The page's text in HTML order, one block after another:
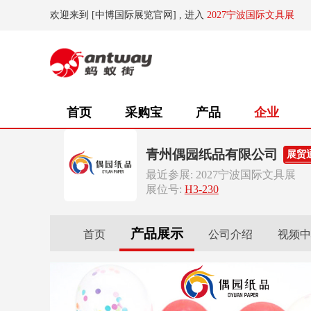
欢迎来到 [中博国际展览官网] , 进入 2027宁波国际文具展
首页 采购宝 产品 企业
青州偶园纸品有限公司 展贸
最近参展: 2027宁波国际文具展
展位号: H3-230
首页 产品展示 公司介绍 视频